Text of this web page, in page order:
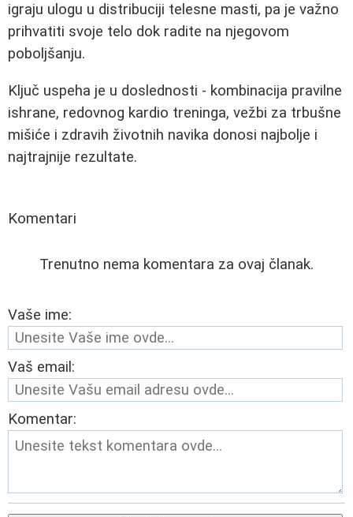
igraju ulogu u distribuciji telesne masti, pa je važno
prihvatiti svoje telo dok radite na njegovom
poboljšanju.
Ključ uspeha je u doslednosti - kombinacija pravilne
ishrane, redovnog kardio treninga, vežbi za trbušne
mišiće i zdravih životnih navika donosi najbolje i
najtrajnije rezultate.
Komentari
Trenutno nema komentara za ovaj članak.
Vaše ime:
Vaš email:
Komentar: